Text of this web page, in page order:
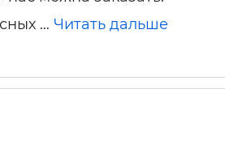
… Читать дальше